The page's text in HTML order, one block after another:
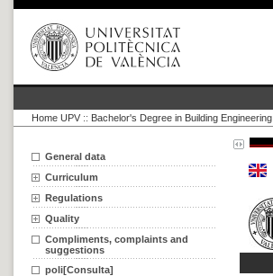
Home UPV :: Bachelor's Degree in Building Engineering
General data
Curriculum
Regulations
Quality
Compliments, complaints and
suggestions
poli[Consulta]